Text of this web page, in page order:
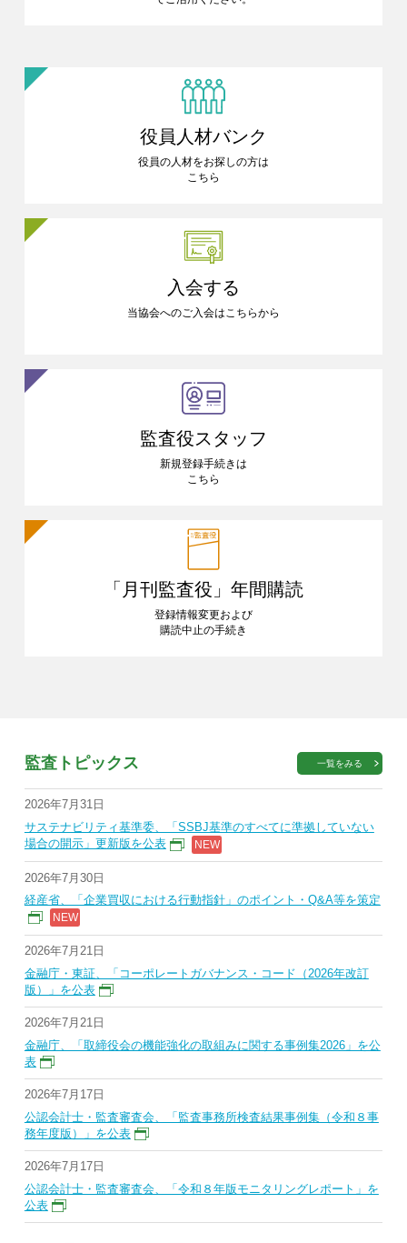
役員人材バンク
役員の人材をお探しの方は
こちら
入会する
当協会へのご入会はこちらから
監査役スタッフ
新規登録手続きは
こちら
「月刊監査役」 年間購読
登録情報変更および
購読中止の手続き
監査トピックス 一覧をみる
2026年7月31日
サステナビリティ基準委、「SSBJ基準のすべてに準拠していない
場合の開示」更新版を公表
2026年7月30日
経産省、「企業買収における行動指針」のポイント・Q&A等を策定
2026年7月21日
金融庁・東証、「コーポレートガバナンス・コード（2026年改訂
版）」を公表
2026年7月21日
金融庁、「取締役会の機能強化の取組みに関する事例集2026」を公
表
2026年7月17日
公認会計士・監査審査会、「監査事務所検査結果事例集（令和８事
務年度版）」を公表
2026年7月17日
公認会計士・監査審査会、「令和８年版モニタリングレポート」を
公表